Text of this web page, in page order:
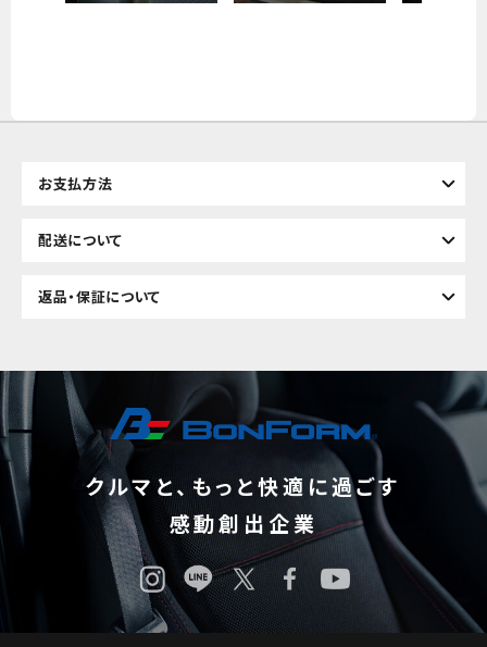
お支払方法
配送について
返品・保証について
クルマと、もっと快適に過ごす
感動創出企業